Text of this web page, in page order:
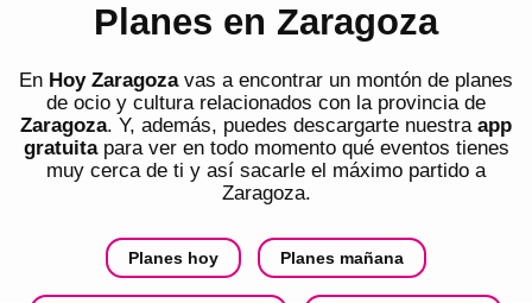
Planes en Zaragoza
En Hoy Zaragozavas a encontrar un montón de planes
de ocio y cultura relacionados con la provincia de
Zaragoza. Y, además, puedes descargarte nuestra app
gratuitapara ver en todo momento qué eventos tienes
muy cerca de ti y así sacarle el máximo partido a
Zaragoza.
Planes hoy Planes mañana